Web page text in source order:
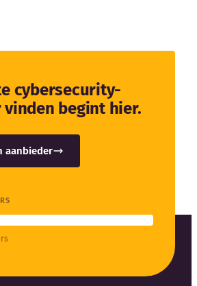
cybersecurity-
begint hier.
aanbieder